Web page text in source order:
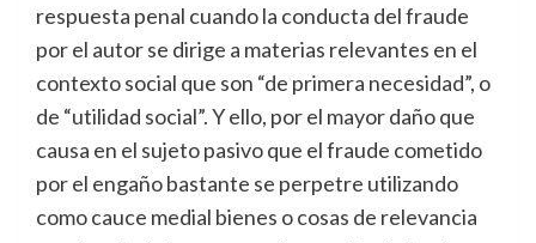
respuesta penal cuando la conducta del fraude
por el autor se dirige a materias relevantes en el
contexto social que son “de primera necesidad”, o
de “utilidad social”. Y ello, por el mayor daño que
causa en el sujeto pasivo que el fraude cometido
por el engaño bastante se perpetre utilizando
como cauce medial bienes o cosas de relevancia